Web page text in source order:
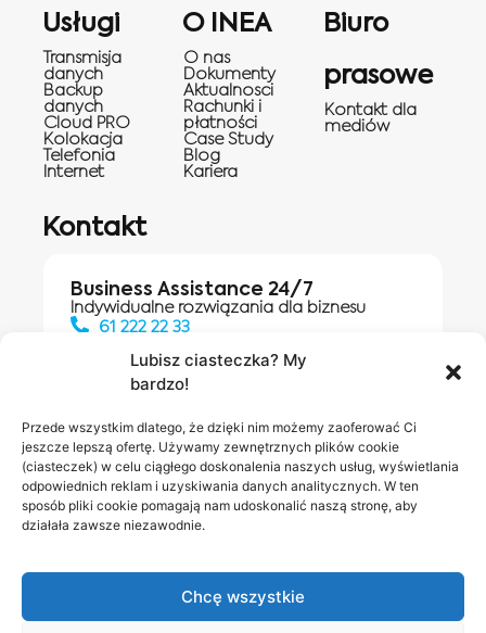
Lubisz ciasteczka? My
bardzo!
Przede wszystkim dlatego, że dzięki nim możemy zaoferować Ci
jeszcze lepszą ofertę. Używamy zewnętrznych plików cookie
(ciasteczek) w celu ciągłego doskonalenia naszych usług, wyświetlania
odpowiednich reklam i uzyskiwania danych analitycznych. W ten
sposób pliki cookie pomagają nam udoskonalić naszą stronę, aby
działała zawsze niezawodnie.
Chcę wszystkie
Usługi
Transmisja
danych
Backup
danych
Cloud PRO
Kolokacja
Telefonia
Internet
O INEA
O nas
Dokumenty
Aktualnosci
Rachunki i
płatności
Case Study
Blog
Kariera
Biuro
prasowe
Kontakt dla
mediów
Kontakt
Business Assistance 24/7
Indywidualne rozwiązania dla biznesu
61 222 22 33
Salony INEA
Napisz do